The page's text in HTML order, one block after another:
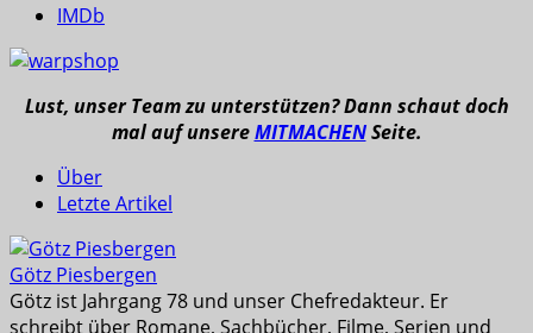
IMDb
Lust, unser Team zu unterstützen? Dann schaut doch
mal auf unsereMITMACHENSeite.
Über
Letzte Artikel
Götz Piesbergen
Götz ist Jahrgang 78 und unser Chefredakteur. Er
schreibt über Romane, Sachbücher, Filme, Serien und